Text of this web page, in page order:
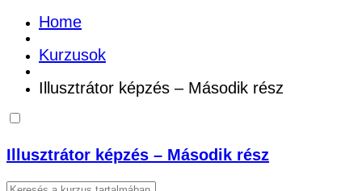
Home
Kurzusok
Illusztrátor képzés – Második rész
Illusztrátor képzés – Második rész